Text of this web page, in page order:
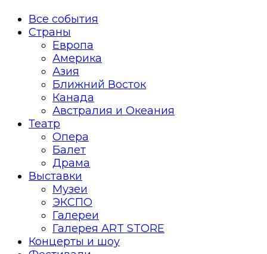
Все события
Страны
Европа
Америка
Азия
Ближний Восток
Канада
Австралия и Океания
Театр
Опера
Балет
Драма
Выставки
Музеи
ЭКСПО
Галереи
Галерея ART STORE
Концерты и шоу